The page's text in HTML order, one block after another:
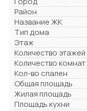
Район
Название ЖК
Тип дома
Этаж
Количество этажей
Количество комнат
Кол-во спален
Общая площадь
Жилая площадь
Площадь кухни